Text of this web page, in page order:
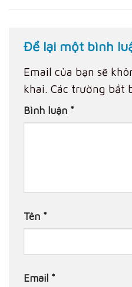
Để lại một bình
Email của bạn sẽ
khai. Các trường bắt
Bình luận *
Tên *
Email *